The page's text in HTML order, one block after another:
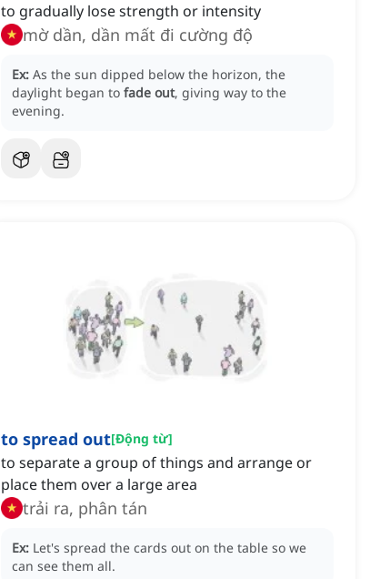
to gradually lose strength or intensity
mờ dần, dần mất đi cường độ
Ex: As the sun dipped below the horizon, the
daylight began to fade out, giving way to the
evening.
to spread out[Động từ]
to separate a group of things and arrange or
place them over a large area
trải ra, phân tán
Ex: Let's spread the cards out on the table so we
can see them all.